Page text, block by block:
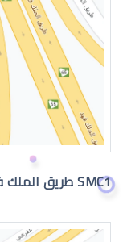
SMC1 طريق الملك فهد - الرياض